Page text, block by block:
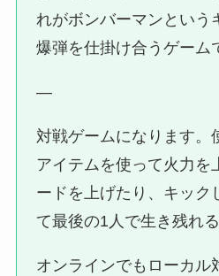
れがボンバーマンという
爆弾を仕掛け合うゲーム
—
対戦ゲームになります。
アイテムを使って火力を
ードを上げたり、キック
て最後の1人で生き残れ
オンラインでもローカル